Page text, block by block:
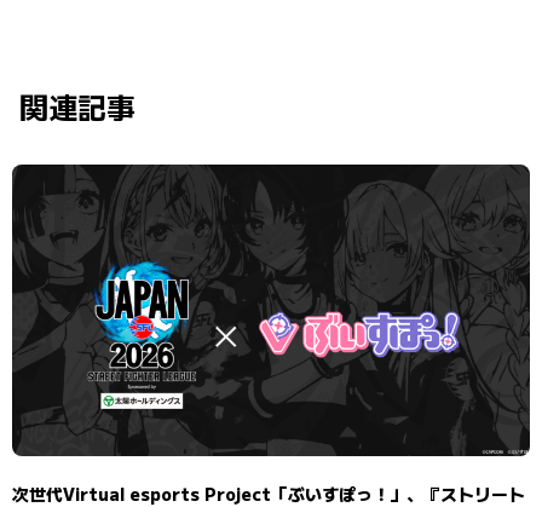
関連記事
次世代Virtual esports Project「ぶいすぽっ！」、『ストリート